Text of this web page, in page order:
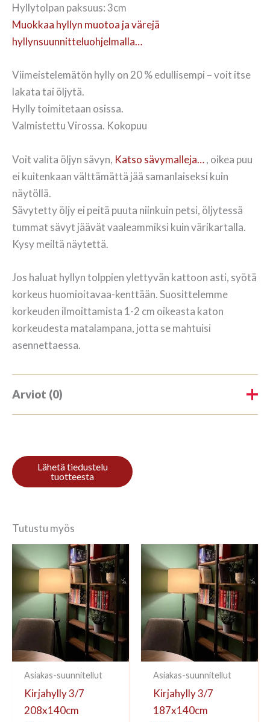
Hyllytolpan paksuus: 3cm
Muokkaa hyllyn muotoa ja värejä
hyllynsuunnitteluohjelmalla…
Viimeistelemätön hylly on 20 % edullisempi – voit itse
lakata tai öljytä.
Hylly toimitetaan osissa.
Valmistettu Virossa. Kokopuu
Voit valita öljyn sävyn, Katso sävymalleja…, oikea puu
ei kuitenkaan välttämättä jää samanlaiseksi kuin
näytöllä.
Sävytetty öljy ei peitä puuta niinkuin petsi, öljytessä
tummat sävyt jäävät vaaleammiksi kuin värikartalla.
Kysy meiltä näytettä.
Jos haluat hyllyn tolppien ylettyvän kattoon asti, syötä
korkeus huomioitavaa-kenttään. Suosittelemme
korkeuden ilmoittamista 1-2 cm oikeasta katon
korkeudesta matalampana, jotta se mahtuisi
asennettaessa.
Arviot (0)
Kirjoita ensimmäinen arvio
Sinun on
kirjoittaa arvioinnin.
Tutustu myös
Asiakas-suunnitellut
Kirjahylly 3/7
208x140cm
Asiakas-suunnitellut
Kirjahylly 3/7
187x140cm